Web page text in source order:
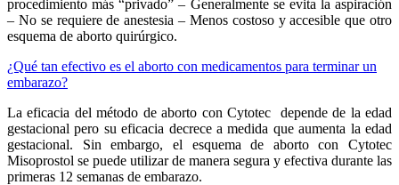
procedimiento más “privado” – Generalmente se evita la aspiración
– No se requiere de anestesia – Menos costoso y accesible que otro
esquema de aborto quirúrgico.
¿Qué tan efectivo es el aborto con medicamentos para terminar un
embarazo?
La eficacia del método de aborto con Cytotec depende de la edad
gestacional pero su eficacia decrece a medida que aumenta la edad
gestacional. Sin embargo, el esquema de aborto con Cytotec
Misoprostol se puede utilizar de manera segura y efectiva durante las
primeras 12 semanas de embarazo.